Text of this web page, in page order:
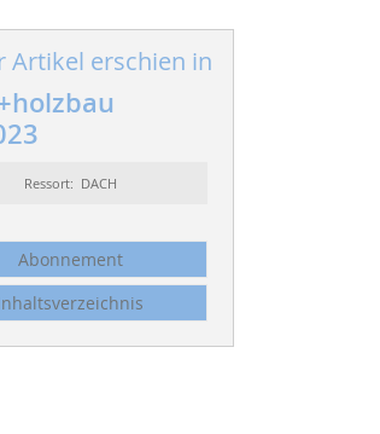
Artikel erschien in
Ressort: DACH
Abonnement